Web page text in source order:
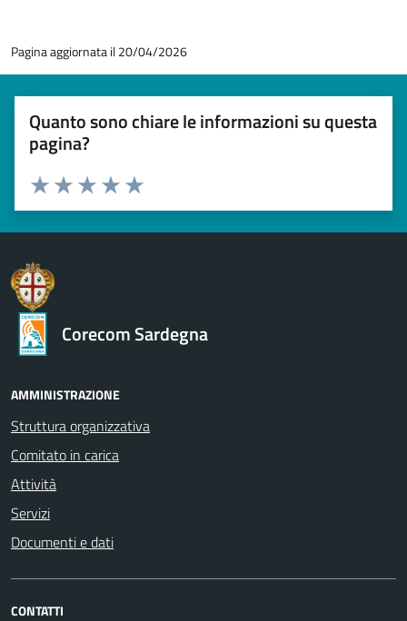
Pagina aggiornata il 20/04/2026
Quanto sono chiare le informazioni su questa
pagina?
Valuta 5 stelle su 5
Valuta 4 stelle su 5
Valuta 3 stelle su 5
Valuta 2 stelle su 5
Valuta 1 stelle su 5
Corecom Sardegna
AMMINISTRAZIONE
Struttura organizzativa
Comitato in carica
Attività
Servizi
Documenti e dati
CONTATTI